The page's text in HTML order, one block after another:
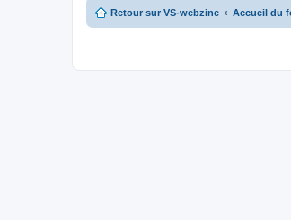
Retour sur VS-webzine Accueil du